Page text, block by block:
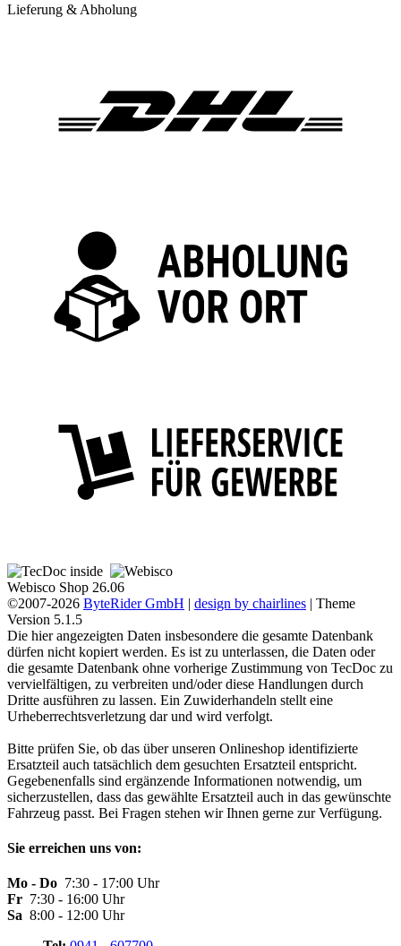
Lieferung & Abholung
Webisco Shop 26.06
©2007-2026 ByteRider GmbH | design by chairlines | Theme
Version 5.1.5
Die hier angezeigten Daten insbesondere die gesamte Datenbank
dürfen nicht kopiert werden. Es ist zu unterlassen, die Daten oder
die gesamte Datenbank ohne vorherige Zustimmung von TecDoc zu
vervielfältigen, zu verbreiten und/oder diese Handlungen durch
Dritte ausführen zu lassen. Ein Zuwiderhandeln stellt eine
Urheberrechtsverletzung dar und wird verfolgt.
Bitte prüfen Sie, ob das über unseren Onlineshop identifizierte
Ersatzteil auch tatsächlich dem gesuchten Ersatzteil entspricht.
Gegebenenfalls sind ergänzende Informationen notwendig, um
sicherzustellen, dass das gewählte Ersatzteil auch in das gewünschte
Fahrzeug passt. Bei Fragen stehen wir Ihnen gerne zur Verfügung.
Sie erreichen uns von:
Mo - Do 7:30 - 17:00 Uhr
Fr 7:30 - 16:00 Uhr
Sa 8:00 - 12:00 Uhr